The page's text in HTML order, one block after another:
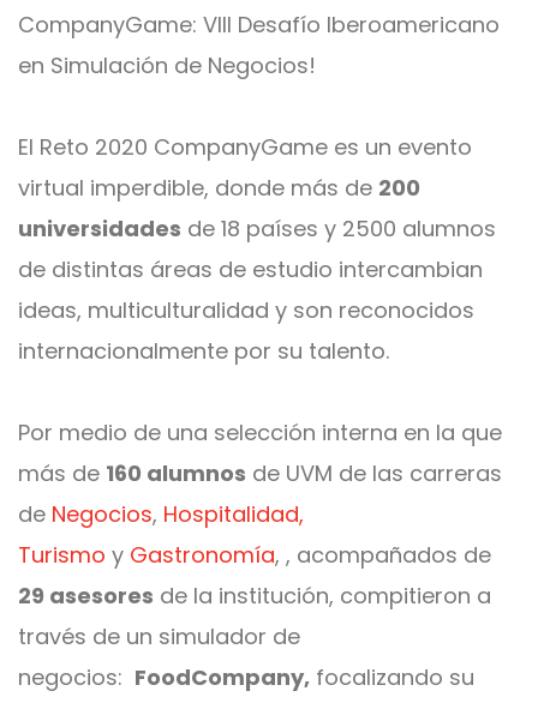
CompanyGame: VIII Desafío Iberoamericano
en Simulación de Negocios!
El Reto 2020 CompanyGame es un evento
virtual imperdible, donde más de 200
universidades de 18 países y 2500 alumnos
de distintas áreas de estudio intercambian
ideas, multiculturalidad y son reconocidos
internacionalmente por su talento.
Por medio de una selección interna en la que
más de 160 alumnos de UVM de las carreras
de Negocios, Hospitalidad,
Turismo y Gastronomía, , acompañados de
29 asesores de la institución, compitieron a
través de un simulador de
negocios: FoodCompany, focalizando su